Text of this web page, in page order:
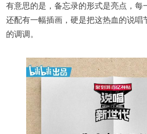
有意思的是，备忘录的形式是亮点，每
还配有一幅插画，硬是把这热血的说唱
的调调。